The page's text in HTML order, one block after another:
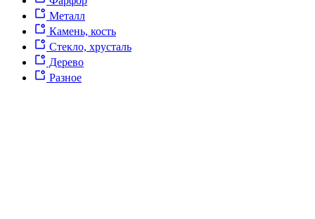
Металл
Камень, кость
Стекло, хрусталь
Дерево
Разное